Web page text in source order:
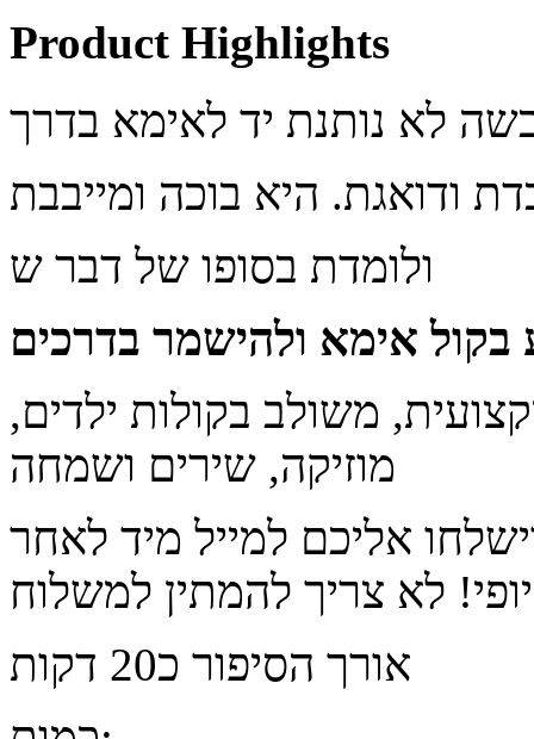
Product Highlights
ודואגת. היא בוכה ומייבבת
ולומדת בסופו של דבר ש
משולב בקולות ילדים,
מוזיקה, שירים ושמחה
אליכם למייל מיד לאחר
אורך הסיפור כ20 דקות